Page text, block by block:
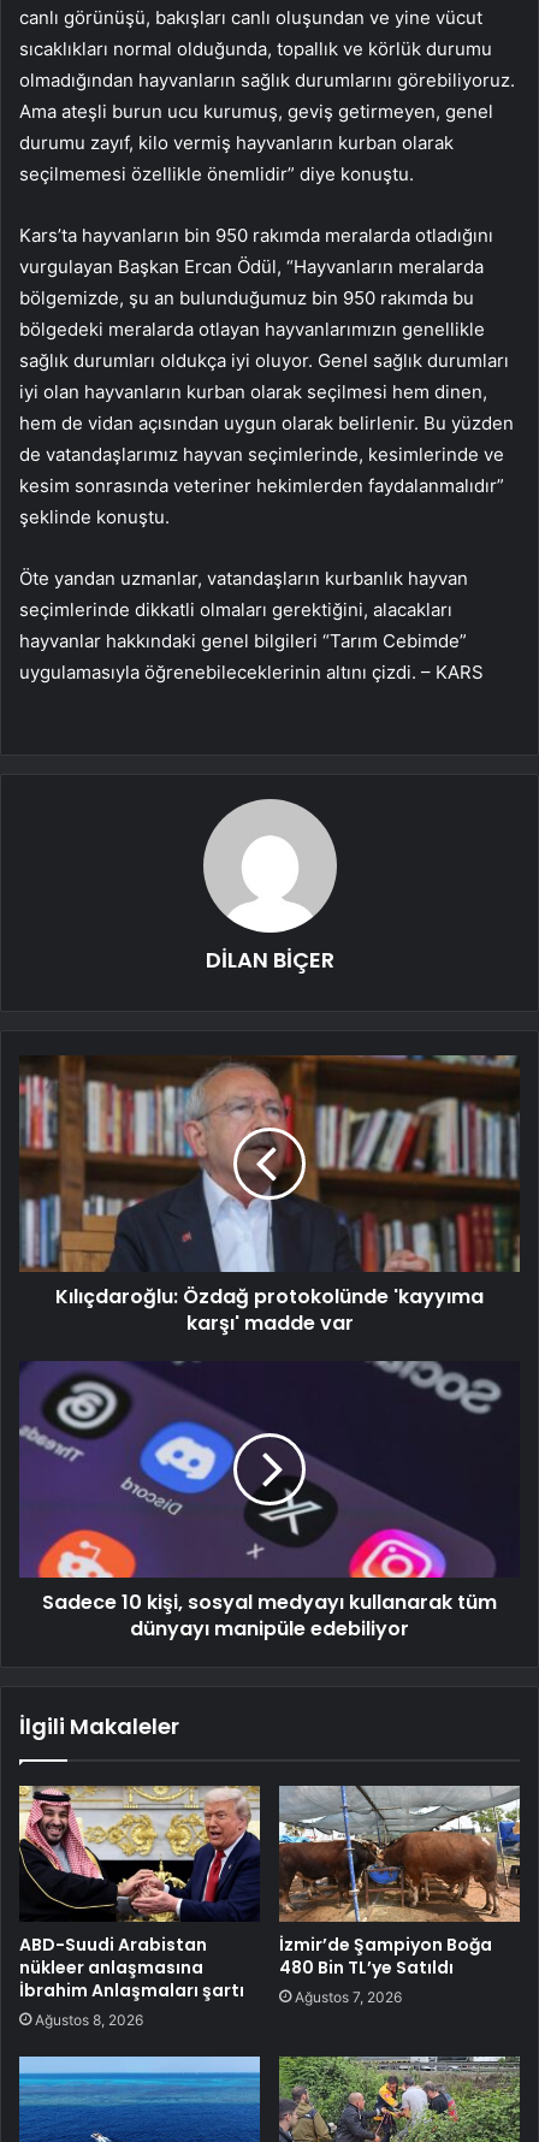
canlı görünüşü, bakışları canlı oluşundan ve yine vücut
sıcaklıkları normal olduğunda, topallık ve körlük durumu
olmadığından hayvanların sağlık durumlarını görebiliyoruz.
Ama ateşli burun ucu kurumuş, geviş getirmeyen, genel
durumu zayıf, kilo vermiş hayvanların kurban olarak
seçilmemesi özellikle önemlidir” diye konuştu.
Kars’ta hayvanların bin 950 rakımda meralarda otladığını
vurgulayan Başkan Ercan Ödül, “Hayvanların meralarda
bölgemizde, şu an bulunduğumuz bin 950 rakımda bu
bölgedeki meralarda otlayan hayvanlarımızın genellikle
sağlık durumları oldukça iyi oluyor. Genel sağlık durumları
iyi olan hayvanların kurban olarak seçilmesi hem dinen,
hem de vidan açısından uygun olarak belirlenir. Bu yüzden
de vatandaşlarımız hayvan seçimlerinde, kesimlerinde ve
kesim sonrasında veteriner hekimlerden faydalanmalıdır”
şeklinde konuştu.
Öte yandan uzmanlar, vatandaşların kurbanlık hayvan
seçimlerinde dikkatli olmaları gerektiğini, alacakları
hayvanlar hakkındaki genel bilgileri “Tarım Cebimde”
uygulamasıyla öğrenebileceklerinin altını çizdi. – KARS
DİLAN BİÇER
Kılıçdaroğlu: Özdağ protokolünde 'kayyıma
karşı' madde var
Sadece 10 kişi, sosyal medyayı kullanarak tüm
dünyayı manipüle edebiliyor
İlgili Makaleler
ABD-Suudi Arabistan
nükleer anlaşmasına
İbrahim Anlaşmaları şartı
Ağustos 8, 2026
İzmir’de Şampiyon Boğa
480 Bin TL’ye Satıldı
Ağustos 7, 2026